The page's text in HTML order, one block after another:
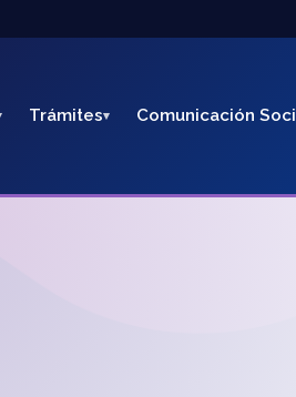
Trámites Comunicación